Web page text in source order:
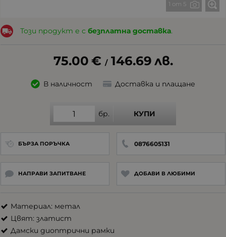
1 от 5
Този продукт е с безплатна доставка.
75.00 € / 146.69 лв.
В наличност Доставка и плащане
бр. КУПИ
БЪРЗА ПОРЪЧКА 0876605131
НАПРАВИ ЗАПИТВАНЕ ДОБАВИ В ЛЮБИМИ
Материал: метал
Цвят: златист
Дамски диоптрични рамки